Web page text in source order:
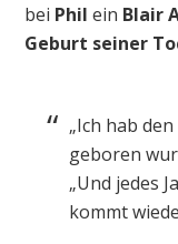
bei Phil ein Blair
Geburt seiner
„Ich hab
geboren
„Und jedes
kommt